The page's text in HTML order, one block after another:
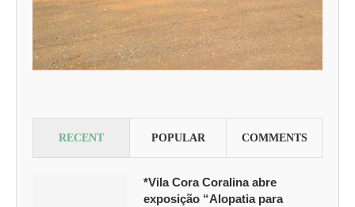
RECENT POPULAR COMMENTS
*Vila Cora Coralina abre
exposição “Alopatia para